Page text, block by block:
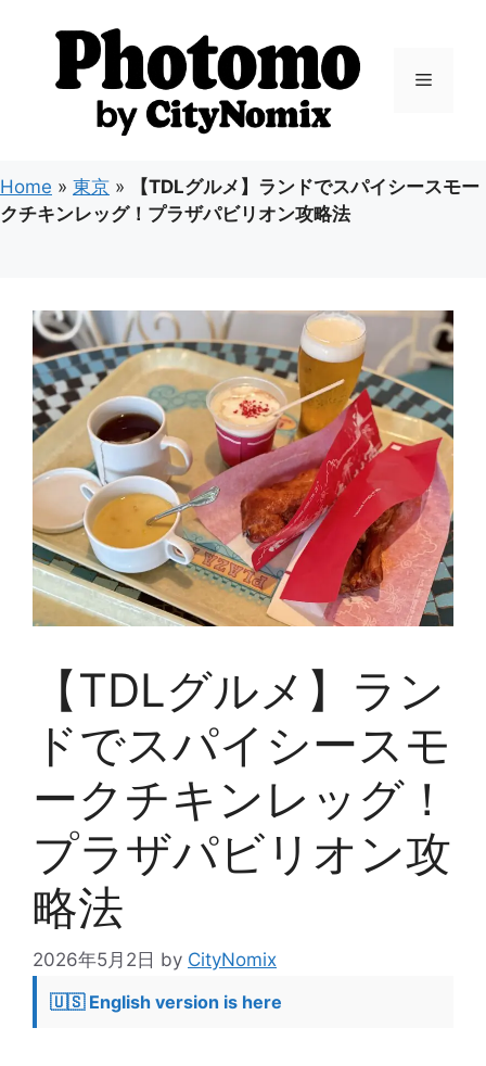
ス
キ
ッ
メ
Home » 東京 »
【TDLグルメ】ランドでスパイシースモー
クチキンレッグ！プラザパビリオン攻略法
【TDLグルメ】ラン
ドでスパイシースモ
ークチキンレッグ！
プラザパビリオン攻
略法
2026年5月2日 by CityNomix
🇺🇸 English version is here